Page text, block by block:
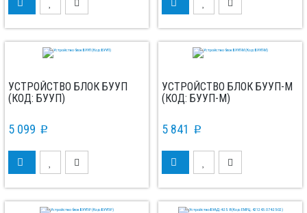
УСТРОЙСТВО БЛОК БУУП
(КОД: БУУП)
5 099 p
УСТРОЙСТВО БЛОК БУУП-М
(КОД: БУУП-М)
5 841 p